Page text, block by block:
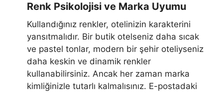
Renk Psikolojisi ve Marka Uyumu
Kullandığınız renkler, otelinizin karakterini
yansıtmalıdır. Bir butik otelseniz daha sıcak
ve pastel tonlar, modern bir şehir oteliyseniz
daha keskin ve dinamik renkler
kullanabilirsiniz. Ancak her zaman marka
kimliğinizle tutarlı kalmalısınız. E-postadaki